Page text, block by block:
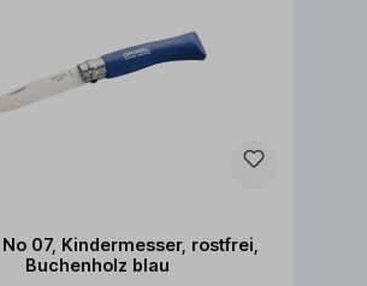
No 07, Kindermesser, rostfrei,
Buchenholz blau